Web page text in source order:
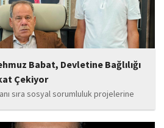
Babat, Devletine Bağlılığı
Çekiyor
sıra sosyal sorumluluk projelerine
alanında bir lise ile iki okulun
Şırnak'ın çeşitli noktalarında